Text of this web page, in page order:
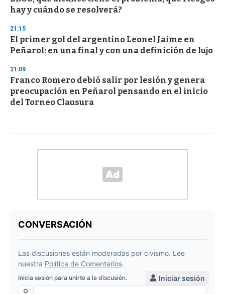
hay y cuándo se resolverá?
21:15
El primer gol del argentino Leonel Jaime en
Peñarol: en una final y con una definición de lujo
21:09
Franco Romero debió salir por lesión y genera
preocupación en Peñarol pensando en el inicio
del Torneo Clausura